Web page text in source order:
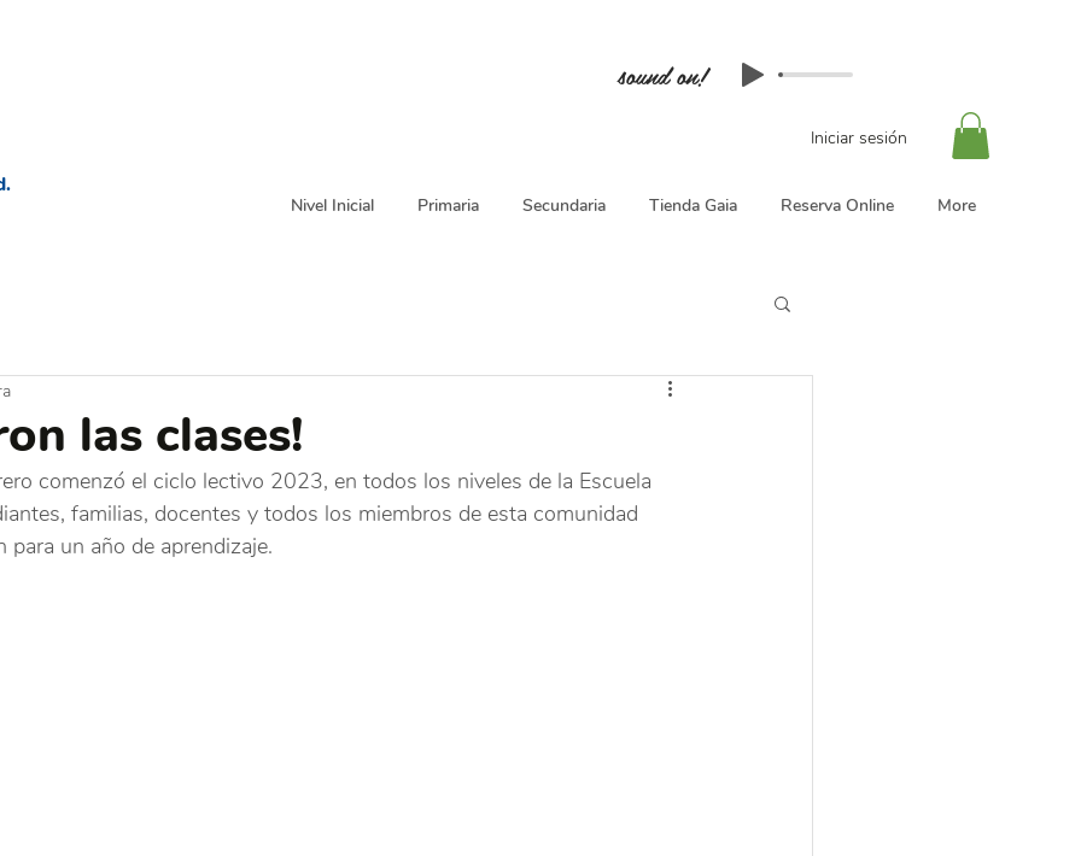
sound on!
Iniciar sesión
Nivel Inicial Primaria Secundaria Tienda Gaia Reserva Online More
las clases!
comenzó el ciclo lectivo 2023, en todos los niveles de la Escuela
familias, docentes y todos los miembros de esta comunidad
para un año de aprendizaje.